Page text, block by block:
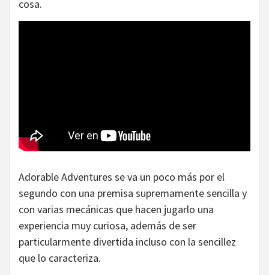
cosa.
Adorable Adventures se va un poco más por el
segundo con una premisa supremamente sencilla y
con varias mecánicas que hacen jugarlo una
experiencia muy curiosa, además de ser
particularmente divertida incluso con la sencillez
que lo caracteriza.